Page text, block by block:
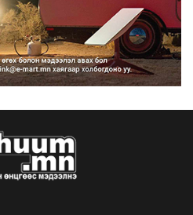
Шинэ 100
байдлын